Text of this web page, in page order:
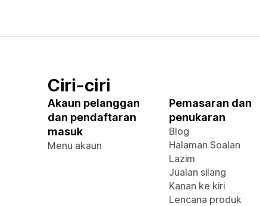
Ciri-ciri
Akaun pelanggan
dan pendaftaran
masuk
Menu akaun
Pemasaran dan
penukaran
Blog
Halaman Soalan
Lazim
Jualan silang
Kanan ke kiri
Lencana produk